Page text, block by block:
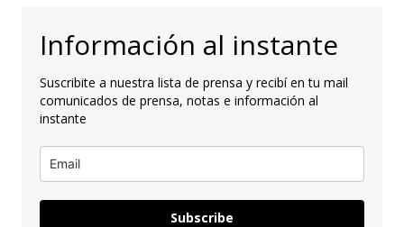
Información al instante
Suscribite a nuestra lista de prensa y recibí en tu mail
comunicados de prensa, notas e información al
instante
Subscribe